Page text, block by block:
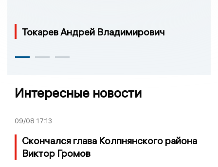
Токарев Андрей Владимирович
Интересные новости
09/08 17:13
Скончался глава Колпнянского района
Виктор Громов